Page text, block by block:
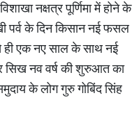
नक्षत्र पूर्णिमा में होने के
पर्व के दिन किसान नई फसल
ही एक नए साल के साथ नई
सिख नव वर्ष की शुरुआत का
के लोग गुरु गोबिंद सिंह